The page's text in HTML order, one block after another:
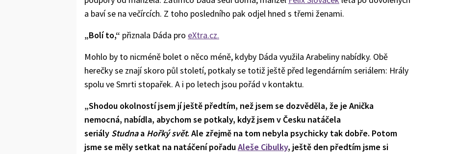
a baví se na večírcích. Z toho posledního pak odjel hned s třemi ženami.
„Bolí to,“ přiznala Dáda pro eXtra.cz.
Mohlo by to nicméně bolet o něco méně, kdyby Dáda využila Arabeliny nabídky. Obě
herečky se znají skoro půl století, potkaly se totiž ještě před legendárním seriálem: Hrály
spolu ve Smrti stopařek. A i po letech jsou pořád v kontaktu.
„Shodou okolností jsem jí ještě předtím, než jsem se dozvěděla, že je Anička
nemocná, nabídla, abychom se potkaly, když jsem v Česku natáčela
seriály Studnaa Hořký svět. Ale zřejmě na tom nebyla psychicky tak dobře. Potom
jsme se měly setkat na natáčení pořaduAleše Cibulky, ještě den předtím jsme si